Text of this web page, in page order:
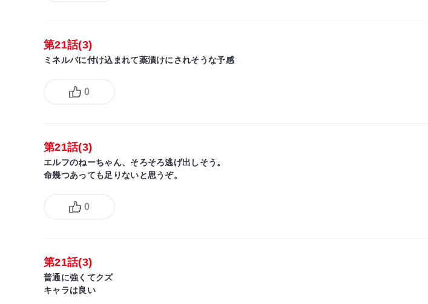
第21話(3)
ミネルバに付け込まれて薬漬けにされそうな予感
0
第21話(3)
エルフのねーちゃん、そろそろ逃げ出しそう。
命幾つあっても足りないと思うぞ。
0
第21話(3)
普通に強くてクズ
キャラは良い